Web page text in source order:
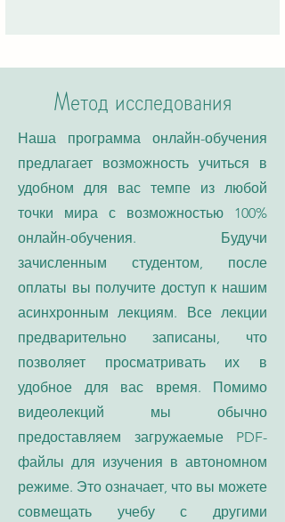
Метод исследования
Наша программа онлайн-обучения
предлагает возможность учиться в
удобном для вас темпе из любой
точки мира с возможностью 100%
онлайн-обучения. Будучи
зачисленным студентом, после
оплаты вы получите доступ к нашим
асинхронным лекциям. Все лекции
предварительно записаны, что
позволяет просматривать их в
удобное для вас время. Помимо
видеолекций мы обычно
предоставляем загружаемые PDF-
файлы для изучения в автономном
режиме. Это означает, что вы можете
совмещать учебу с другими